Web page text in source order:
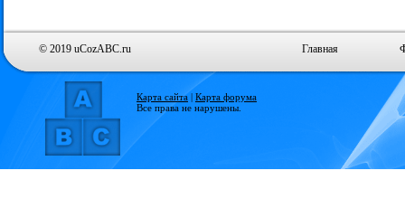
© 2019 uCozABC.ru Главная
Карта сайта | Карта форума
Все права не нарушены.